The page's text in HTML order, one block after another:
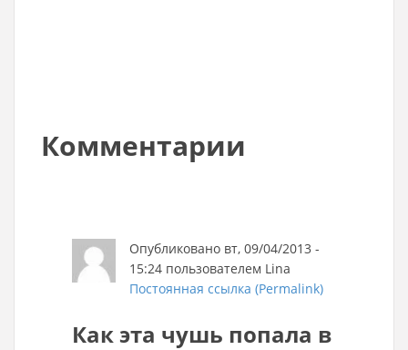
Комментарии
Опубликовано вт, 09/04/2013 -
15:24 пользователем Lina
Постоянная ссылка (Permalink)
Как эта чушь попала в